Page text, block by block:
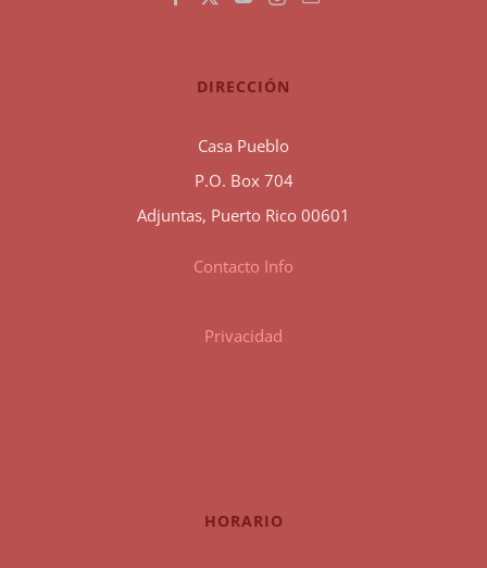
DIRECCIÓN
Casa Pueblo
P.O. Box 704
Adjuntas, Puerto Rico 00601
Contacto Info
Privacidad
HORARIO